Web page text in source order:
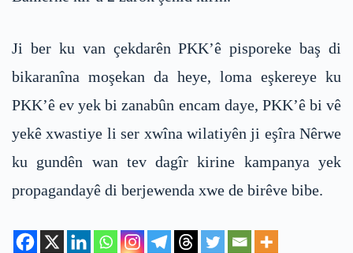
Ji ber ku van çekdarên PKK’ê pisporeke baş di
bikaranîna moşekan da heye, loma eşkereye ku
PKK’ê ev yek bi zanabûn encam daye, PKK’ê bi vê
yekê xwastiye li ser xwîna wilatiyên ji eşîra Nêrwe
ku gundên wan tev dagîr kirine kampanya yek
propagandayê di berjewenda xwe de birêve bibe.